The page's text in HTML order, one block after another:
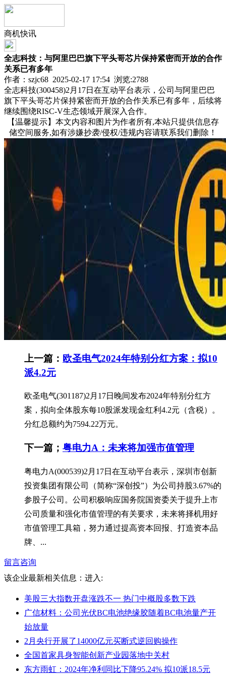
商机快讯
全志科技：与阿里巴巴旗下平头哥芯片保持紧密而开放的合作
关系已有多年
作者：szjc68 2025-02-17 17:54 浏览:2788
全志科技(300458)2月17日在互动平台表示，公司与阿里巴巴
旗下平头哥芯片保持紧密而开放的合作关系已有多年，后续将
继续围绕RISC-V生态领域开展深入合作。
【温馨提示】本文内容和图片为作者所有,本站只提供信息存
储空间服务,如有涉嫌抄袭/侵权/违规内容请联系我们删除！
上一篇： 欧圣电气2024年特别分红方案：拟10
派4.2元
欧圣电气(301187)2月17日晚间发布2024年特别分红方
案，拟向全体股东每10股派发现金红利4.2元（含税）。
分红总额约为7594.22万元。
下一篇； 粤电力A：未来将加强市值管理
粤电力A(000539)2月17日在互动平台表示，深圳市创新
投资集团有限公司（简称“深创投”）为公司持股3.67%的
参股子公司。公司积极响应国务院国资委关于提升上市
公司质量和强化市值管理的有关要求，未来将择机用好
市值管理工具箱，努力通过提高资本回报、打造资本品
牌、...
留言咨询
该企业最新相关信息： 进入:
美股三大指数开盘涨跌不一 热门中概股多数下跌
广信材料：公司光伏BC电池绝缘胶随着BC电池量产开
始放量
2月央行开展了14000亿元买断式逆回购操作
全国首家具身智能创新产业园落地中关村
东方雨虹：2024年净利同比下降95.24% 拟10派18.5元